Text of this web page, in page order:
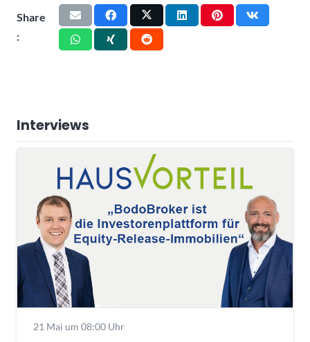
Share
:
Interviews
21 Mai um 08:00 Uhr